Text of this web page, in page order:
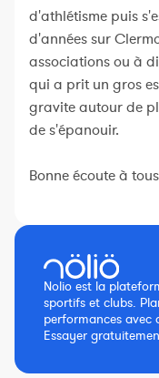
d'athlétisme puis
d'années sur
associations ou à
qui a prit un gros
gravite autour de
de s'épanouir.
Bonne écoute à
Nolio est la
sportifs et clubs.
performances avec
Essayer